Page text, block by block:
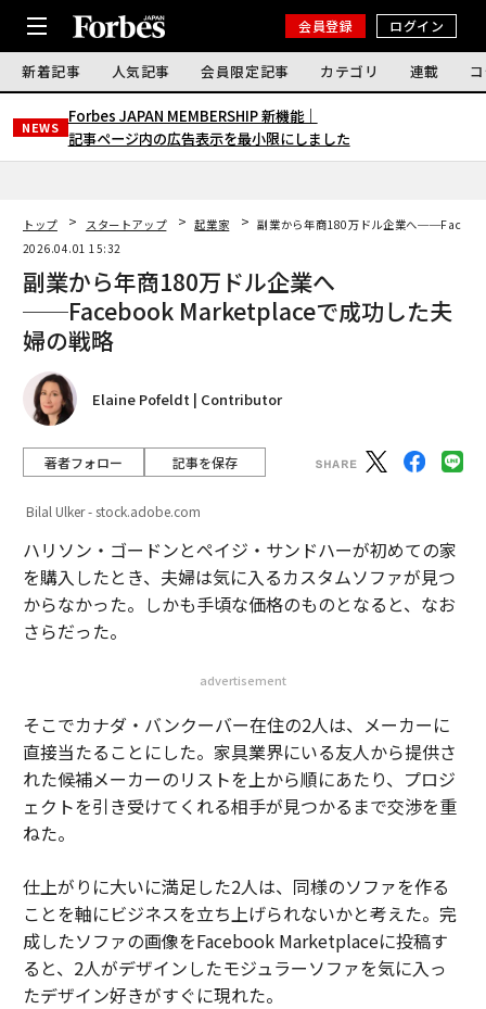
会員登録 ログイン
新着記事 人気記事 会員限定記事 カテゴリ 連載
NEWS
Forbes JAPAN MEMBERSHIP 新機能｜
記事ページ内の広告表示を最小限にしました
トップ スタートアップ 起業家
副業から年商180万ドル企業へ
2026.04.01 15:32
副業から年商180万ドル企業へ
──Facebook Marketplaceで成功した夫
婦の戦略
Elaine Pofeldt | Contributor
著者フォロー 記事を保存
Bilal Ulker - stock.adobe.com
ハリソン・ゴードンとペイジ・サンドハーが初めての家
を購入したとき、夫婦は気に入るカスタムソファが見つ
からなかった。しかも手頃な価格のものとなると、なお
さらだった。
advertisement
そこでカナダ・バンクーバー在住の2人は、メーカーに
直接当たることにした。家具業界にいる友人から提供さ
れた候補メーカーのリストを上から順にあたり、プロジ
ェクトを引き受けてくれる相手が見つかるまで交渉を重
ねた。
仕上がりに大いに満足した2人は、同様のソファを作る
ことを軸にビジネスを立ち上げられないかと考えた。完
成したソファの画像をFacebook Marketplaceに投稿す
ると、2人がデザインしたモジュラーソファを気に入っ
たデザイン好きがすぐに現れた。